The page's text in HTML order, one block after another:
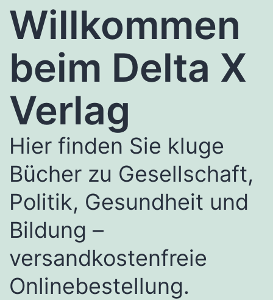
Willkommen
beim Delta X
Verlag
Hier finden Sie kluge
Bücher zu Gesellschaft,
Politik, Gesundheit und
Bildung –
versandkostenfreie
Onlinebestellung.